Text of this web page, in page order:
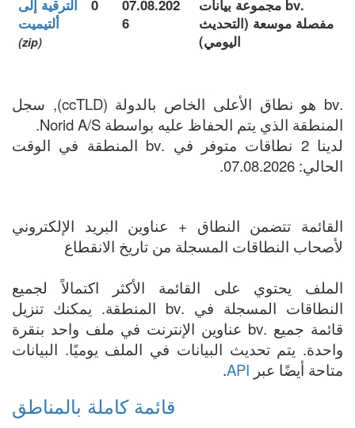
.bv مجموعة بيانات
مفصلة موسعة (التحديث
اليومي)
07.08.202
6
0
الترقية إلى
ألتيميت
(zip)
.bv هو نطاق الأعلى الخاص بالدولة (ccTLD), سجل
المنطقة الذي يتم الحفاظ عليه بواسطة Norid A/S.
لدينا 2 نطاقات متوفر في .bv المنطقة في الوقت
الحالي: 07.08.2026.
القائمة تتضمن النطاق + عناوين البريد الإلكتروني
لأصحاب النطاقات المسجلة من تاريخ الانقطاع
الملف يحتوي على القائمة الأكثر اكتمالاً لجميع
النطاقات المسجلة في .bv المنطقة. يمكنك تنزيل
قائمة جميع .bv عناوين الإنترنت في ملف واحد بنقرة
واحدة. يتم تحديث البيانات في الملف يوميًا. البيانات
متاحة أيضًا عبر API
.
قائمة كاملة بالمناطق